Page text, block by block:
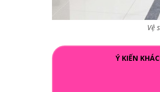
Vệ
Ý KIẾN